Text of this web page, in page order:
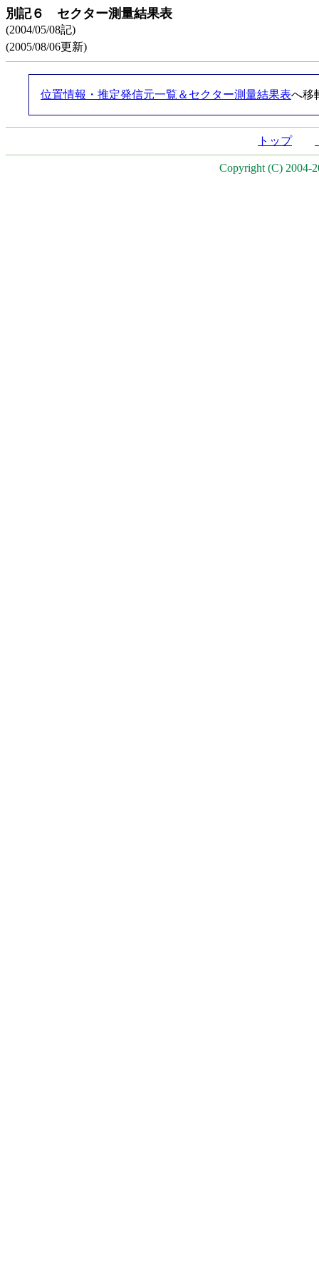
別記６ セクター測量結果表
(2004/05/08記)
(2005/08/06更新)
位置情報・推定発信元一覧＆セクター測量結果表へ移
トップ
Copyright (C) 2004-